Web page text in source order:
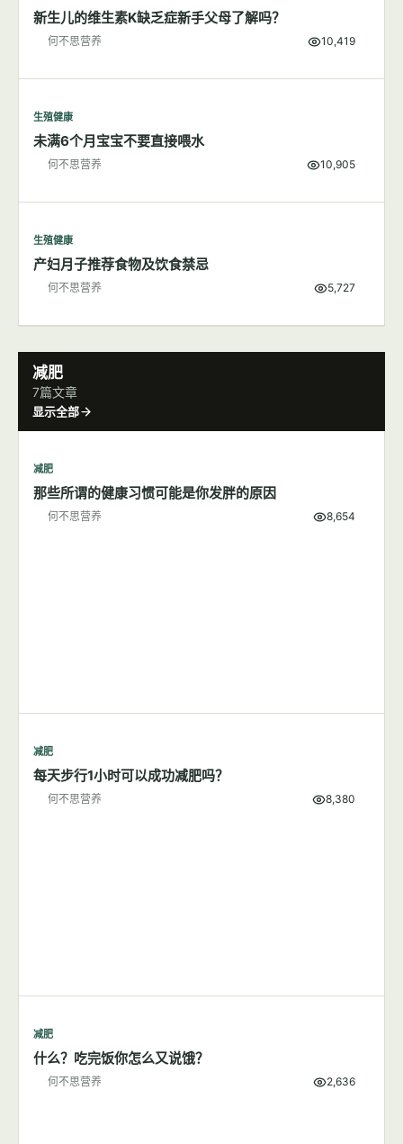
新生儿的维生素K缺乏症新手父母了解吗？
何不思营养 10,419
生殖健康
未满6个月宝宝不要直接喂水
何不思营养 10,905
生殖健康
产妇月子推荐食物及饮食禁忌
何不思营养 5,727
减肥
7篇文章
显示全部
减肥
那些所谓的健康习惯可能是你发胖的原因
何不思营养 8,654
减肥
每天步行1小时可以成功减肥吗？
何不思营养 8,380
减肥
什么？吃完饭你怎么又说饿？
何不思营养 2,636